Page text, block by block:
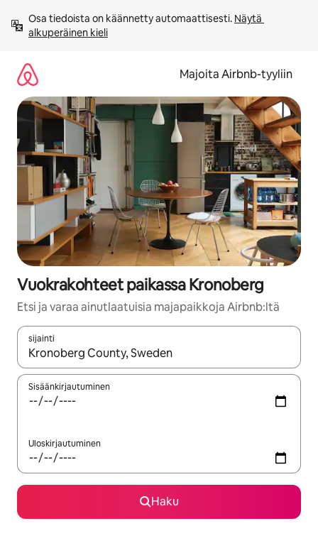
sisältö
väliin
Osa tiedoista on käännetty automaattisesti. Näytä
alkuperäinen kieli
Majoita Airbnb-tyyliin
Vuokrakohteet paikassa Kronoberg
Etsi ja varaa ainutlaatuisia majapaikkoja Airbnb:ltä
sijainti
Kun tulokset ovat saatavilla, navigoi ylös- ja alas-
Sisäänkirjautuminen
Uloskirjautuminen
Haku